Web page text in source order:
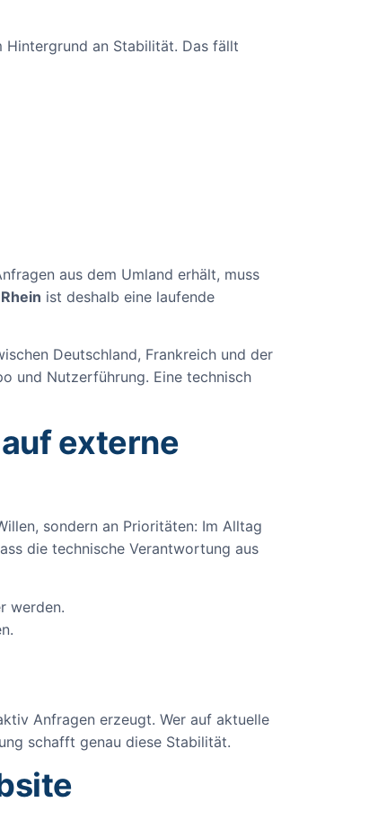
Hintergrund an Stabilität. Das fällt
aus dem Umland erhält, muss
ist deshalb eine laufende
Deutschland, Frankreich und der
und Nutzerführung. Eine technisch
externe
sondern an Prioritäten: Im Alltag
die technische Verantwortung aus
werden.
Anfragen erzeugt. Wer auf aktuelle
schafft genau diese Stabilität.